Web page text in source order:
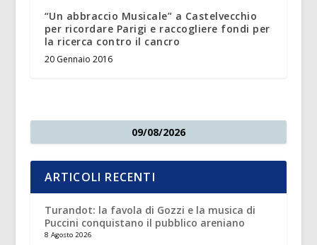
“Un abbraccio Musicale” a Castelvecchio
per ricordare Parigi e raccogliere fondi per
la ricerca contro il cancro
20 Gennaio 2016
09/08/2026
ARTICOLI RECENTI
Turandot: la favola di Gozzi e la musica di
Puccini conquistano il pubblico areniano
8 Agosto 2026